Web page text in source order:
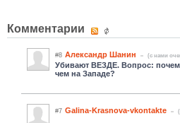
Комментарии
#8 Александр Шанин (c нами
Убивают ВЕЗДЕ. Вопрос:
чем на Западе?
#7 Galina-Krasnova-vkontakte